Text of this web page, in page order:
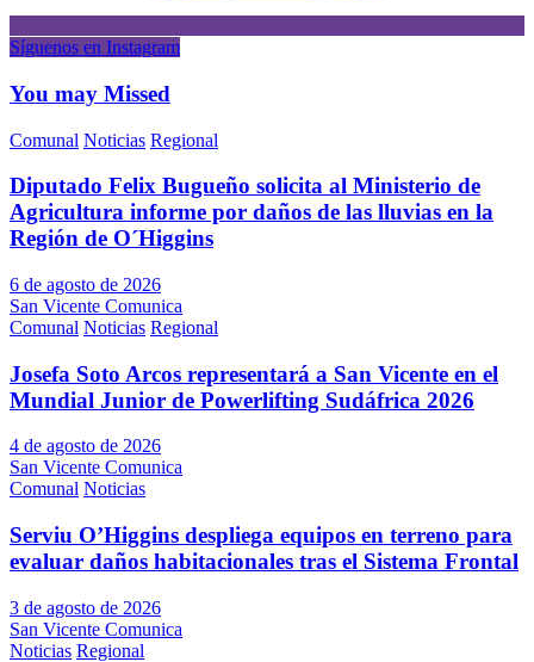
Síguenos en Instagram
You may Missed
Comunal Noticias Regional
Diputado Felix Bugueño solicita al Ministerio de
Agricultura informe por daños de las lluvias en la
Región de O´Higgins
6 de agosto de 2026
San Vicente Comunica
Comunal Noticias Regional
Josefa Soto Arcos representará a San Vicente en el
Mundial Junior de Powerlifting Sudáfrica 2026
4 de agosto de 2026
San Vicente Comunica
Comunal Noticias
Serviu O’Higgins despliega equipos en terreno para
evaluar daños habitacionales tras el Sistema Frontal
3 de agosto de 2026
San Vicente Comunica
Noticias Regional